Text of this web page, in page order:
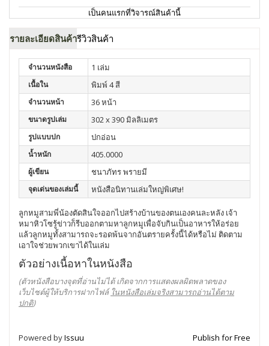
เป็นคนแรกที่วิจารณ์สินค้านี้
รายละเอียดสินค้ารีวิวสินค้า
จำนวนหนังสือ 1 เล่ม
เนื้อใน พิมพ์ 4 สี
จำนวนหน้า 36 หน้า
ขนาดรูปเล่ม 302 x 390 มิลลิเมตร
รูปแบบปก ปกอ่อน
น้ำหนัก 405.0000
ผู้เขียน ชนาภัทร พรายมี
จุดเด่นของเล่มนี้ หนังสือนิทานเล่มใหญ่พิเศษ!
ลูกหมูสามพี่น้องตัดสินใจออกไปสร้างบ้านของตนเองคนละหลัง เจ้า
หมาหิวโซรู้ข่าวก็รีบออกตามหาลูกหมูเพื่อจับกินเป็นอาหารให้อร่อย
แล้วลูกหมูทั้งสามารถจะรอดพ้นจากอันตรายครั้งนี้ได้หรือไม่ ติดตาม
เอาใจช่วยพวกเขาได้ในเล่ม
ตัวอย่างเนื้อหาในหนังสือ
(ตัวหนังสือบางจุดที่อ่านไม่ได้ เกิดจากการแสดงผลผิดพลาดของ
เว็บไซต์ผู้ให้บริการฝากไฟล์ ในหนังสือเล่มจริงสามารถอ่านได้ตาม
ปกติ)
Powered byIssuu Publish for Free